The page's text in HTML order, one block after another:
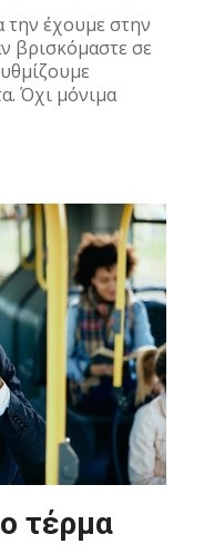
την έχουμε στην
βρισκόμαστε σε
Όχι μόνιμα
τέρμα